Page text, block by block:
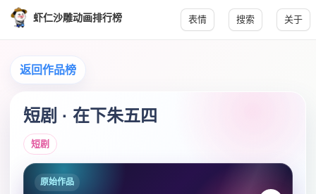
虾仁沙雕动画排行榜 表情 搜索 关于
返回作品榜
短剧 · 在下朱五四
短剧
原始作品